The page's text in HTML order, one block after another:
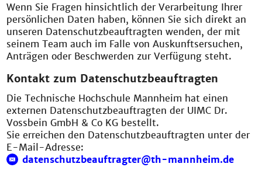
Wenn Sie Fragen hinsichtlich der Verarbeitung Ihrer
persönlichen Daten haben, können Sie sich direkt an
unseren Datenschutzbeauftragten wenden, der mit
seinem Team auch im Falle von Auskunftsersuchen,
Anträgen oder Beschwerden zur Verfügung steht.
Kontakt zum Datenschutzbeauftragten
Die Technische Hochschule Mannheim hat einen
externen Datenschutzbeauftragten der UIMC Dr.
Vossbein GmbH & Co KG bestellt.
Sie erreichen den Datenschutzbeauftragten unter der
E-Mail-Adresse:
datenschutzbeauftragter@th-mannheim.de